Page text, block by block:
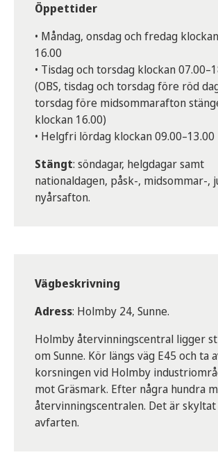
Öppettider
• Måndag, onsdag och fredag
16.00
• Tisdag och torsdag klockan
(OBS, tisdag och torsdag före röd
torsdag före midsommarafton
klockan 16.00)
• Helgfri lördag klockan 09.00–13.00
Stängt: söndagar, helgdagar samt
nationaldagen, påsk-, midsommar-,
nyårsafton.
Vägbeskrivning
Adress: Holmby 24, Sunne.
Holmby återvinningscentral ligger
om Sunne. Kör längs väg E45 och ta
korsningen vid Holmby
mot Gräsmark. Efter några hundra
återvinningscentralen. Det är
avfarten.